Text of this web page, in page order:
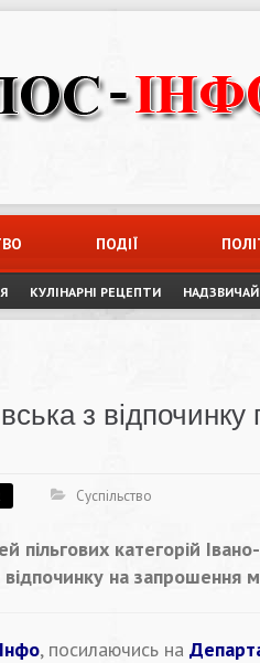
ПОДІЇ
КУЛІНАРНІ РЕЦЕПТИ
з відпочинку
Суспільство
пільгових категорій
на запрошення
, посилаючись на